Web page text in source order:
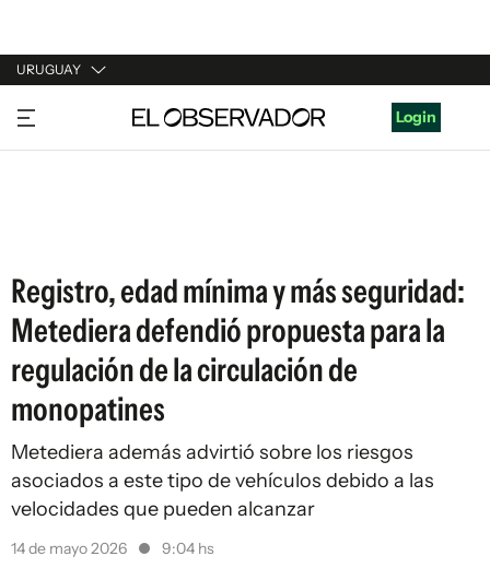
URUGUAY
URUGUAY
ARGENTINA
Login
Registro, edad mínima y más seguridad:
Metediera defendió propuesta para la
regulación de la circulación de
monopatines
Metediera además advirtió sobre los riesgos
asociados a este tipo de vehículos debido a las
velocidades que pueden alcanzar
14 de mayo 2026 9:04 hs